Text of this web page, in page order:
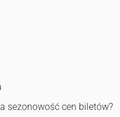
sezonowość cen biletów?